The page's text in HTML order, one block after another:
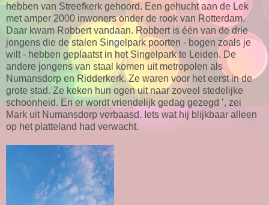
hebben van Streefkerk gehoord. Een gehucht aan de Lek
met amper 2000 inwoners onder de rook van Rotterdam.
Daar kwam Robbert vandaan. Robbert is één van de drie
jongens die de stalen Singelpark poorten - bogen zoals je
wilt - hebben geplaatst in het Singelpark te Leiden. De
andere jongens van staal komen uit metropolen als
Numansdorp en Ridderkerk. Ze waren voor het eerst in de
grote stad. Ze keken hun ogen uit naar zoveel stedelijke
schoonheid. En er wordt vriendelijk gedag gezegd ’, zei
Mark uit Numansdorp verbaasd. Iets wat hij blijkbaar alleen
op het platteland had verwacht.